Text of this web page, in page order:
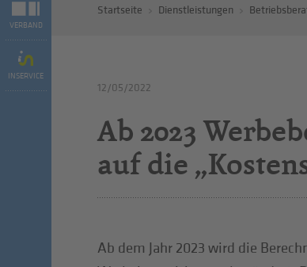
VERBAND
INSERVICE
Startseite Dienstleistungen
12/05/2022
Ab 2023
auf die
Ab dem Jahr 2023 wird die